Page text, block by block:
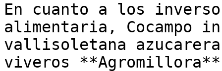
En cuanto a los
alimentaria,
vallisoletana
viveros